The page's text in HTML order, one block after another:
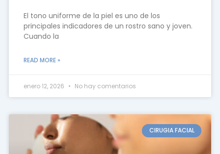
El tono uniforme de la piel es uno de los
principales indicadores de un rostro sano y joven.
Cuando la
READ MORE »
enero 12, 2026 No hay comentarios
CIRUGIA FACIAL